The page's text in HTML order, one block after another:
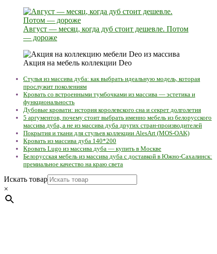
Август — месяц, когда дуб стоит дешевле. Потом
— дороже
Акция на мебель коллекции Deo
Стулья из массива дуба: как выбрать идеальную модель, которая
прослужит поколениям
Кровать со встроенными тумбочками из массива — эстетика и
функциональность
Дубовые кровати: история королевского сна и секрет долголетия
5 аргументов, почему стоит выбрать именно мебель из белорусского
массива дуба, а не из массива дуба других стран-производителей
Покрытия и ткани для стульев коллекции AlesArt (MOS-OAK)
Кровать из массива дуба 140*200
Кровать Lugo из массива дуба — купить в Москве
Белорусская мебель из массива дуба с доставкой в Южно-Сахалинск:
премиальное качество на краю света
Искать товар
×